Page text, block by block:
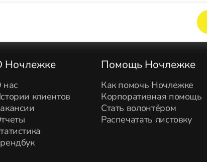
Ночлежке
нас
клиентов
Помощь Ночлежке
Как помочь Ночлежке
Корпоративная помощь
Стать волонтёром
Распечатать листовку